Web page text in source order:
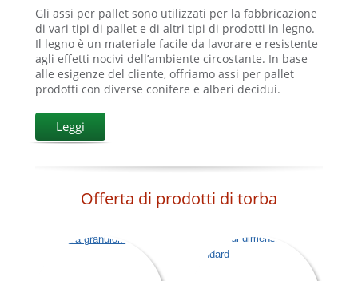
Gli assi per pallet sono utilizzati per la fabbricazione
di vari tipi di pallet e di altri tipi di prodotti in legno.
Il legno è un materiale facile da lavorare e resistente
agli effetti nocivi dell’ambiente circostante. In base
alle esigenze del cliente, offriamo assi per pallet
prodotti con diverse conifere e alberi decidui.
Leggi
Offerta di prodotti di torba